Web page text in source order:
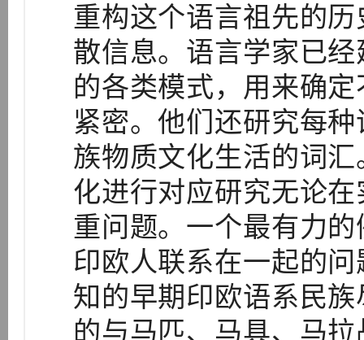
重构这个语言祖先的
散信息。语言学家已
的各类模式，用来确
紧密。他们还研究每
族物质文化生活的词
化进行对应研究无论
重问题。一个最有力
印欧人联系在一起的
知的早期印欧语系民
的与马匹、马具、马